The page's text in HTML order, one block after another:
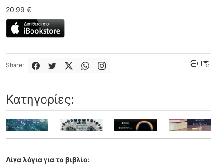
20,99 €
Share:
Κατηγορίες:
Λίγα λόγια για το βιβλίο: